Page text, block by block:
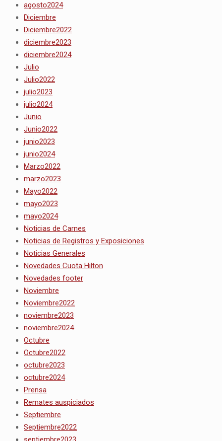
agosto2024
Diciembre
Diciembre2022
diciembre2023
diciembre2024
Julio
Julio2022
julio2023
julio2024
Junio
Junio2022
junio2023
junio2024
Marzo2022
marzo2023
Mayo2022
mayo2023
mayo2024
Noticias de Carnes
Noticias de Registros y Exposiciones
Noticias Generales
Novedades Cuota Hilton
Novedades footer
Noviembre
Noviembre2022
noviembre2023
noviembre2024
Octubre
Octubre2022
octubre2023
octubre2024
Prensa
Remates auspiciados
Septiembre
Septiembre2022